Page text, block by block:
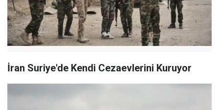
İran Suriye'de Kendi Cezaevlerini Kuruyor